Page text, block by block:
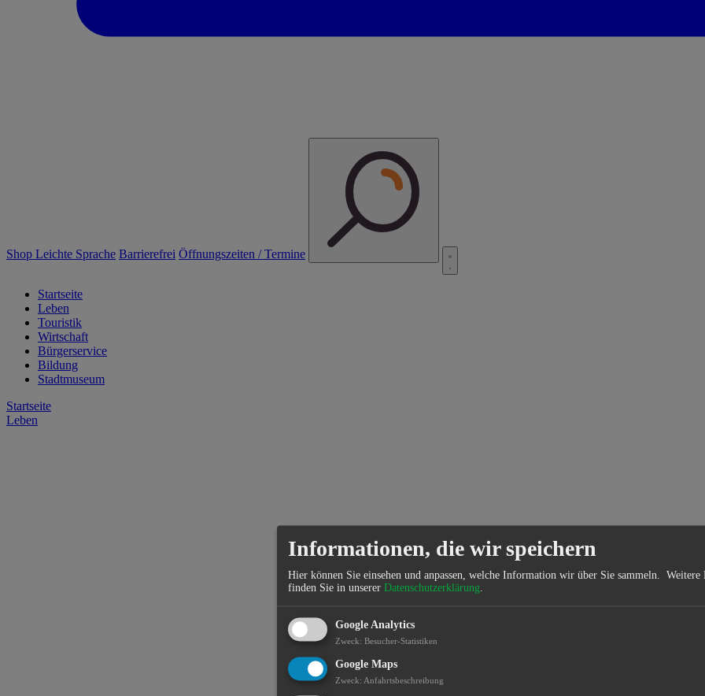
Shop Leichte Sprache Barrierefrei Öffnungszeiten / Termine
Startseite
Leben
Touristik
Wirtschaft
Bürgerservice
Bildung
Stadtmuseum
Startseite
Leben
Informationen, die wir speichern
Hier können Sie einsehen und anpassen, welche Information wir über Sie sammeln. Weitere
finden Sie in unserer Datenschutzerklärung.
Google Analytics
Zweck: Besucher-Statistiken
Google Maps
Zweck: Anfahrtsbeschreibung